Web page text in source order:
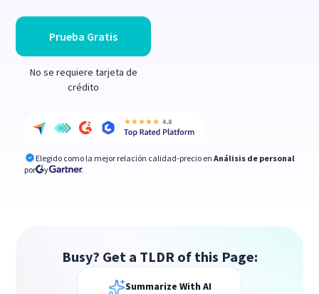
Prueba Gratis
No se requiere tarjeta de
crédito
Elegido como la mejor relación calidad-precio en Análisis de personal
por
y
Busy? Get a TLDR of this Page:
Summarize With AI